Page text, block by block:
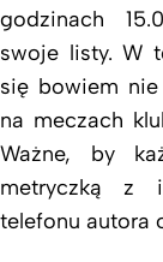
godzinach
swoje listy. W
się bowiem
na meczach
Ważne, by
metryczką z
telefonu autora